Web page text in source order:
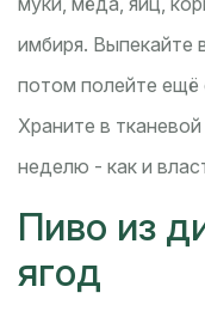
имбиря. Выпекайте
потом полейте
Храните в
неделю - как и
Пиво из
ягод